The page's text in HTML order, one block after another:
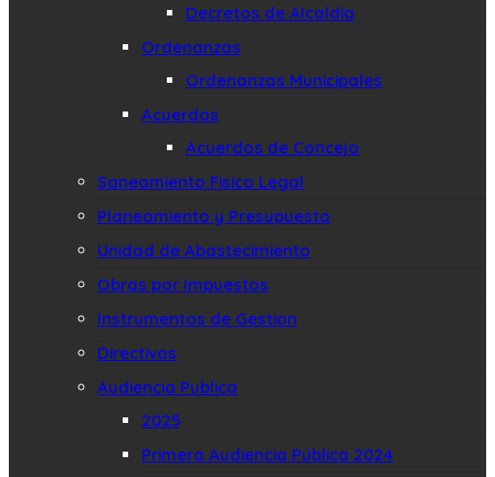
Decretos de Alcaldía
Ordenanzas
Ordenanzas Municipales
Acuerdos
Acuerdos de Concejo
Saneamiento Fisico Legal
Planeamiento y Presupuesto
Unidad de Abastecimiento
Obras por Impuestos
Instrumentos de Gestion
Directivas
Audiencia Publica
2025
Primera Audiencia Pública 2024